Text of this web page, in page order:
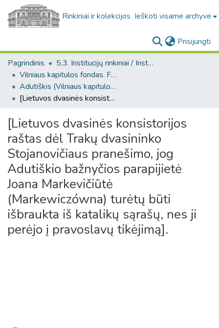
Rinkiniai ir kolekcijos Ieškoti visame archyve
Prisijungti
Pagrindinis
5.3. Institucijų rinkiniai / Institutional collections
Vilniaus kapitulos fondas. F43
Adutiškis (Vilniaus kapitulos fondas. F43. Bažnytinės valdos)
[Lietuvos dvasinės konsistorijos raštas dėl Trakų dvasininko Stojanovičiaus pranešimo, jog Adutiškio bažnyčios parapijietė Joana Markevičiūtė (Markewiczówna) turėtų būti išbraukta iš katalikų sąrašų, nes ji perėjo į pravoslavų tikėjimą].
[Lietuvos dvasinės konsistorijos
raštas dėl Trakų dvasininko
Stojanovičiaus pranešimo, jog
Adutiškio bažnyčios parapijietė
Joana Markevičiūtė
(Markewiczówna) turėtų būti
išbraukta iš katalikų sąrašų, nes ji
perėjo į pravoslavų tikėjimą].